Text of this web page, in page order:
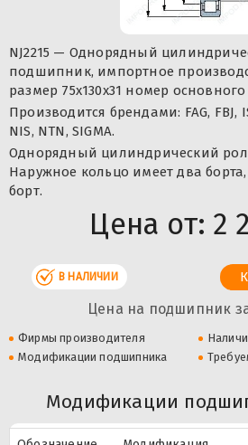
NJ2215 — Однорядный
подшипник, импортное
размер 75x130x31 номер
Производится брендами: FAG, FBJ,
NIS, NTN, SIGMA.
Однорядный цилиндрический
Наружное кольцо имеет два
борт.
Цена от: 2
В НАЛИЧИИ
Цена на подшипник
Фирмы производителя
Модификации подшипника
Модификации